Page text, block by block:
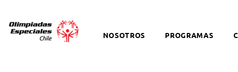
NOSOTROS PROGRAMAS